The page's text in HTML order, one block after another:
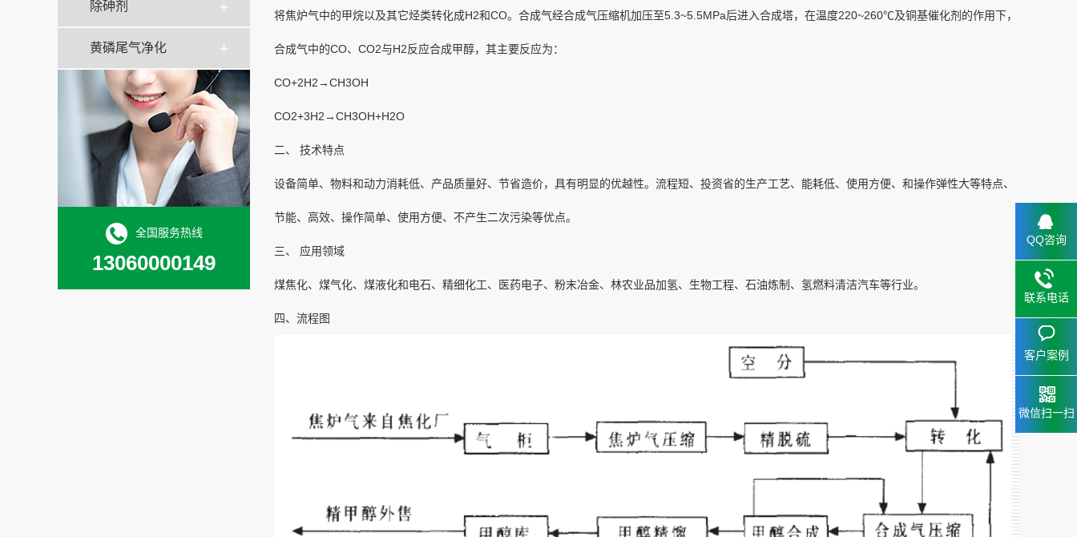
除砷剂
黄磷尾气净化
全国服务热线
13060000149
将焦炉气中的甲烷以及其它烃类转化成H2和CO。合成气经合成气压缩机加压至5.3~5.5MPa后进入合成塔，在温度220~260℃及铜基催化剂的作用下，
合成气中的CO、CO2与H2反应合成甲醇，其主要反应为：
CO+2H2→CH3OH
CO2+3H2→CH3OH+H2O
二、 技术特点
设备简单、物料和动力消耗低、产品质量好、节省造价，具有明显的优越性。流程短、投资省的生产工艺、能耗低、使用方便、和操作弹性大等特点、
节能、高效、操作简单、使用方便、不产生二次污染等优点。
三、 应用领域
煤焦化、煤气化、煤液化和电石、精细化工、医药电子、粉末冶金、林农业品加氢、生物工程、石油炼制、氢燃料清洁汽车等行业。
四、流程图
QQ咨询
联系电话
客户案例
微信扫一扫